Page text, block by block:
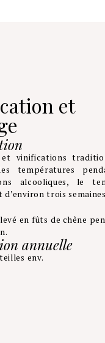
et
et vinifications
températures
alcooliques, le
d’environ trois
en fûts de chêne
annuelle
env.